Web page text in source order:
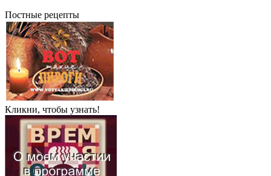
Постные рецепты
Кликни, чтобы узнать!